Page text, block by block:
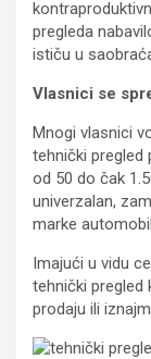
pregleda
ističu u
Vlasnici se
Mnogi vlasnici
tehnički pregled
od 50 do čak
univerzalan,
marke
Imajući u vidu
tehnički
prodaju ili